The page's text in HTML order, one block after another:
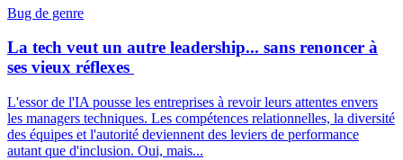
Bug de genre
La tech veut un autre leadership... sans renoncer à
ses vieux réflexes
L'essor de l'IA pousse les entreprises à revoir leurs attentes envers
les managers techniques. Les compétences relationnelles, la diversité
des équipes et l'autorité deviennent des leviers de performance
autant que d'inclusion. Oui, mais...